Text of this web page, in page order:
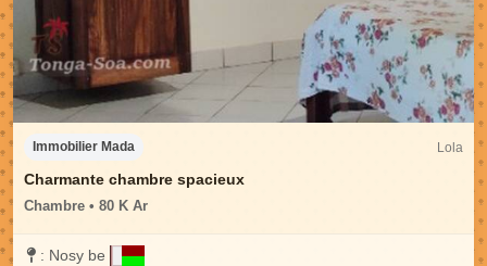
Immobilier Mada Lola
Charmante chambre spacieux
Chambre • 80 K Ar
: Nosy be